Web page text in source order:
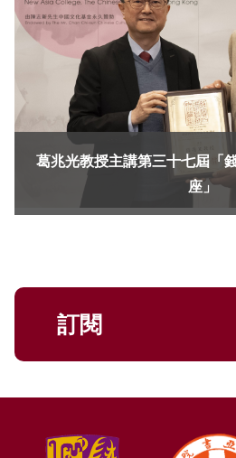
葛兆光教授主講第三十七屆「
座」
訂閱